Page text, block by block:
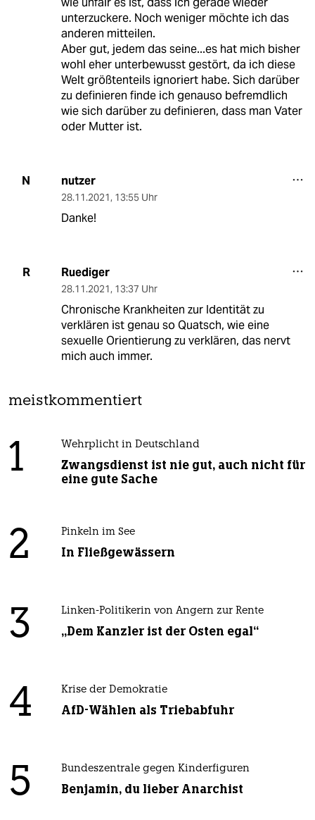
unterzuckere. Noch weniger möchte ich das
anderen mitteilen.
Aber gut, jedem das seine...es hat mich bisher
wohl eher unterbewusst gestört, da ich diese
Welt größtenteils ignoriert habe. Sich darüber
zu definieren finde ich genauso befremdlich
wie sich darüber zu definieren, dass man Vater
oder Mutter ist.
N nutzer
28.11.2021, 13:55 Uhr
Danke!
R Ruediger
28.11.2021, 13:37 Uhr
Chronische Krankheiten zur Identität zu
verklären ist genau so Quatsch, wie eine
sexuelle Orientierung zu verklären, das nervt
mich auch immer.
meistkommentiert
1 Wehrplicht in Deutschland
Zwangsdienst ist nie gut, auch nicht für
eine gute Sache
2 Pinkeln im See
In Fließgewässern
3 Linken-Politikerin von Angern zur Rente
„Dem Kanzler ist der Osten egal“
4 Krise der Demokratie
AfD-Wählen als Triebabfuhr
5 Bundeszentrale gegen Kinderfiguren
Benjamin, du lieber Anarchist